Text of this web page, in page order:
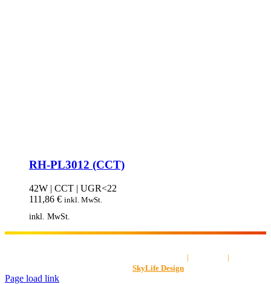
RH-PL3012 (CCT)
42W | CCT | UGR<22
111,86 € inkl. MwSt.
inkl. MwSt.
| |
SkyLife Design
Page load link